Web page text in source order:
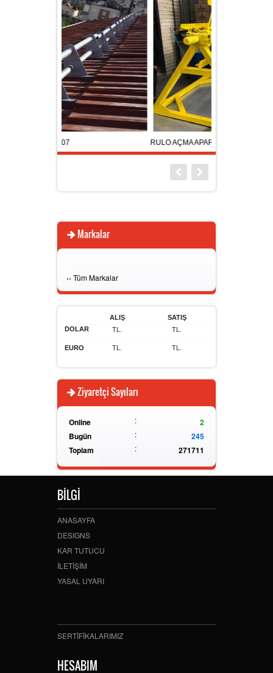
Markalar
›› Tüm Markalar
ALIŞ
SATIŞ
DOLAR
TL. TL.
EURO TL. TL.
Ziyaretçi Sayıları
Online :
2
Bugün
:
245
Toplam
: 271711
BİLGİ
ANASAYFA
DESIGNS
KAR TUTUCU
İLETİŞİM
YASAL UYARI
SERTİFİKALARIMIZ
HESABIM